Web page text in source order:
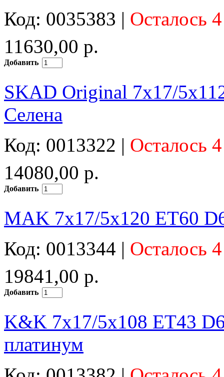
Код: 0035383 | Осталось
11630,00 р.
Добавить
SKAD Original 7x17/
Селена
Код: 0013322 | Осталось
14080,00 р.
Добавить
MAK 7x17/5x120 ET60
Код: 0013344 | Осталось
19841,00 р.
Добавить
K&K 7x17/5x108 ET43
платинум